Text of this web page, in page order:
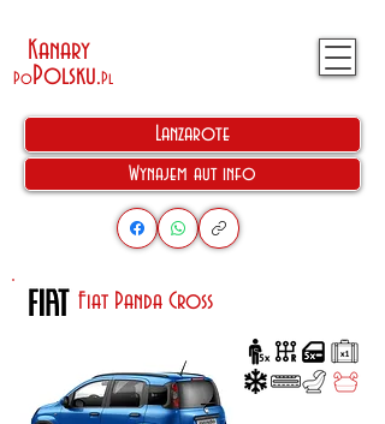
Kanary
PoPolsku.Pl
Lanzarote
Wynajem aut info
Fiat Panda Cross